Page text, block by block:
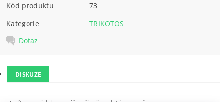
Kód produktu
73
Kategorie
TRIKOTOS
Dotaz
DISKUZE